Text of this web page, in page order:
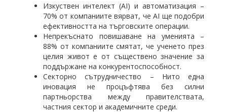
Изкуствен интелект (AI) и автоматизация –
70% от компаниите вярват, че AI ще подобри
ефективността на търговските операции.
Непрекъснато повишаване на уменията –
88% от компаниите смятат, че ученето през
целия живот е от съществено значение за
поддържане на конкурентоспособност.
Секторно сътрудничество – Нито една
иновация не процъфтява без силни
партньорства между правителствата,
частния сектор и академичните среди.